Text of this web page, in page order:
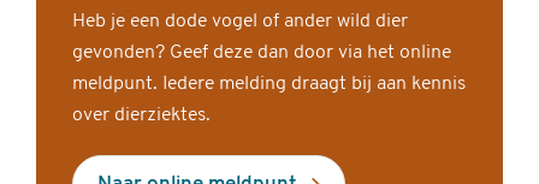
Heb je een dode vogel of ander wild dier
gevonden? Geef deze dan door via het online
meldpunt. Iedere melding draagt bij aan kennis
over dierziektes.